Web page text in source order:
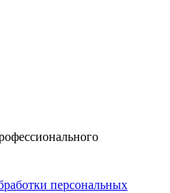
персональных